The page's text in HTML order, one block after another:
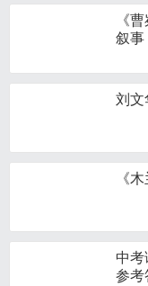
《
叙事
刘文
《
中
参考